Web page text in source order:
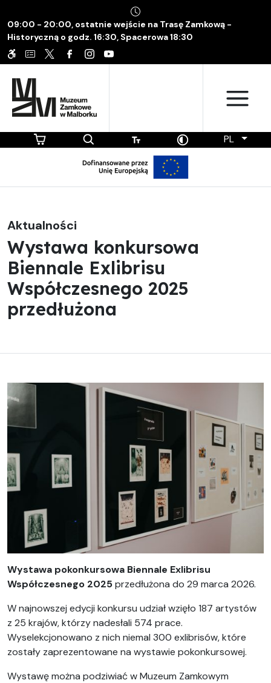
09:00 - 20:00, ostatnie wejście na Trasę Zamkową -
Historyczną o godz. 16:30, Spacerowa 18:30
PL
Aktualności
Wystawa konkursowa
Biennale Exlibrisu
Współczesnego 2025
przedłużona
Wystawa pokonkursowa Biennale Exlibrisu
Współczesnego 2025przedłużona do 29 marca 2026.
W najnowszej edycji konkursu udział wzięło 187 artystów
z 25 krajów, którzy nadesłali 574 prace.
Wyselekcjonowano z nich niemal 300 exlibrisów, które
zostały zaprezentowane na wystawie pokonkursowej.
Wystawę można podziwiać w Muzeum Zamkowym